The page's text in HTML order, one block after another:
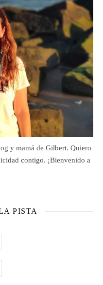
y mamá de Gilbert. Quiero
contigo. ¡Bienvenido a
PISTA